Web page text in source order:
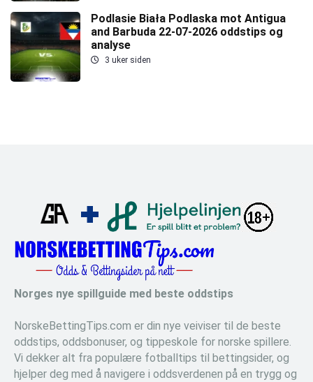
Podlasie Biała Podlaska mot Antigua
and Barbuda 22-07-2026 oddstips og
analyse
3 uker siden
Norges nye spillguide med beste oddstips
NorskeBettingTips.com er din nye veiviser til de beste
oddstips, oddsbonuser, og tippeskole for norske spillere.
Vi dekker alt fra populære fotballtips til bettingsider, og
hjelper deg med å navigere i oddsverdenen på en trygg og